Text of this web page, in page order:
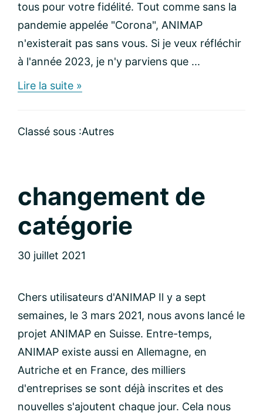
tous pour votre fidélité. Tout comme sans la
pandemie appelée "Corona", ANIMAP
n'existerait pas sans vous. Si je veux réfléchir
à l'année 2023, je n'y parviens que ...
Lire la suite »
bonne
Classé sous :Autres
changement de
catégorie
30 juillet 2021
Chers utilisateurs d'ANIMAP Il y a sept
semaines, le 3 mars 2021, nous avons lancé le
projet ANIMAP en Suisse. Entre-temps,
ANIMAP existe aussi en Allemagne, en
Autriche et en France, des milliers
d'entreprises se sont déjà inscrites et des
nouvelles s'ajoutent chaque jour. Cela nous